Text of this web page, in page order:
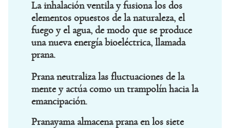
La inhalación ventila y fusiona los dos
elementos opuestos de la naturaleza, el
fuego y el agua, de modo que se produce
una nueva energía bioeléctrica, llamada
prana.
Prana neutraliza las fluctuaciones de la
mente y actúa como un trampolín hacia la
emancipación.
Pranayama almacena prana en los siete